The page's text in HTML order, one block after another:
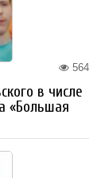
564
в числе
«Большая